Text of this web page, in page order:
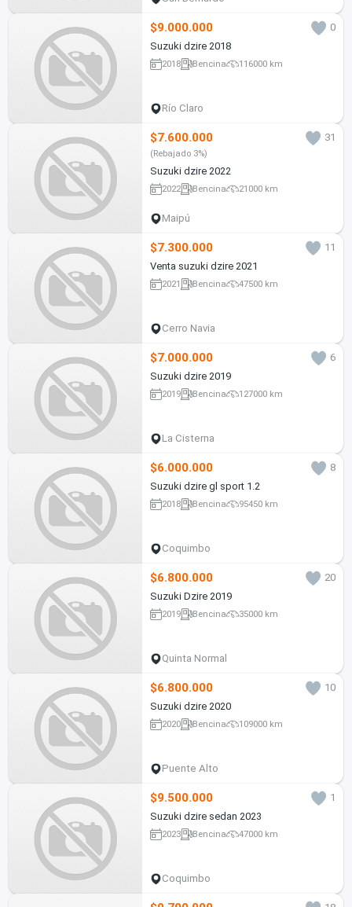
$9.000.000
0
Suzuki dzire 2018
2018 Bencina 116000 km
Río Claro
$7.600.000 31
(Rebajado 3%)
Suzuki dzire 2022
2022 Bencina 21000 km
Maipú
$7.300.000
11
Venta suzuki dzire 2021
2021 Bencina 47500 km
Cerro Navia
$7.000.000
6
Suzuki dzire 2019
2019 Bencina 127000 km
La Cisterna
$6.000.000
8
Suzuki dzire gl sport 1.2
2018 Bencina 95450 km
Coquimbo
$6.800.000
20
Suzuki Dzire 2019
2019 Bencina 35000 km
Quinta Normal
$6.800.000
10
Suzuki dzire 2020
2020 Bencina 109000 km
Puente Alto
$9.500.000
1
Suzuki dzire sedan 2023
2023 Bencina 47000 km
Coquimbo